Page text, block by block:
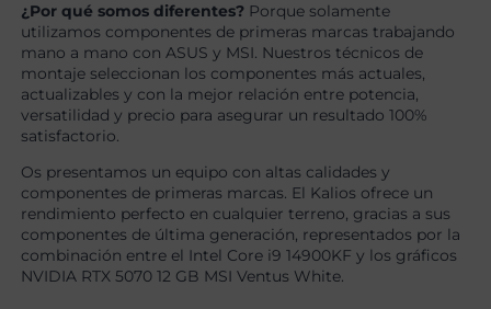
¿Por qué somos diferentes? Porque solamente
utilizamos componentes de primeras marcas trabajando
mano a mano con ASUS y MSI. Nuestros técnicos de
montaje seleccionan los componentes más actuales,
actualizables y con la mejor relación entre potencia,
versatilidad y precio para asegurar un resultado 100%
satisfactorio.
Os presentamos un equipo con altas calidades y
componentes de primeras marcas. El Kalios ofrece un
rendimiento perfecto en cualquier terreno, gracias a sus
componentes de última generación, representados por la
combinación entre el Intel Core i9 14900KF y los gráficos
NVIDIA RTX 5070 12 GB MSI Ventus White.